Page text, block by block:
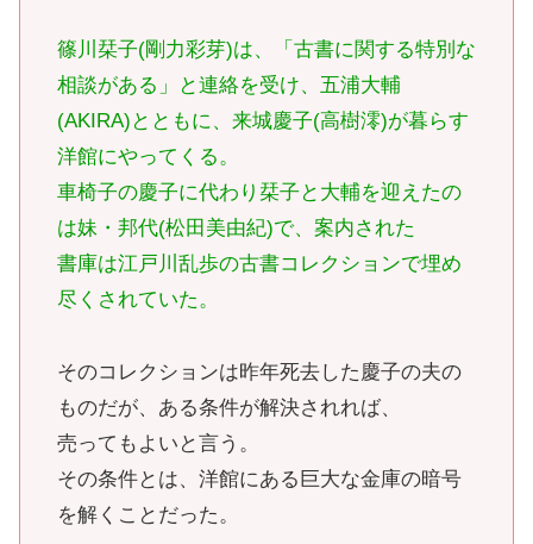
篠川栞子(剛力彩芽)は、「古書に関する特別な
相談がある」と連絡を受け、五浦大輔
(AKIRA)とともに、来城慶子(高樹澪)が暮らす
洋館にやってくる。
車椅子の慶子に代わり栞子と大輔を迎えたの
は妹・邦代(松田美由紀)で、案内された
書庫は江戸川乱歩の古書コレクションで埋め
尽くされていた。
そのコレクションは昨年死去した慶子の夫の
ものだが、ある条件が解決されれば、
売ってもよいと言う。
その条件とは、洋館にある巨大な金庫の暗号
を解くことだった。